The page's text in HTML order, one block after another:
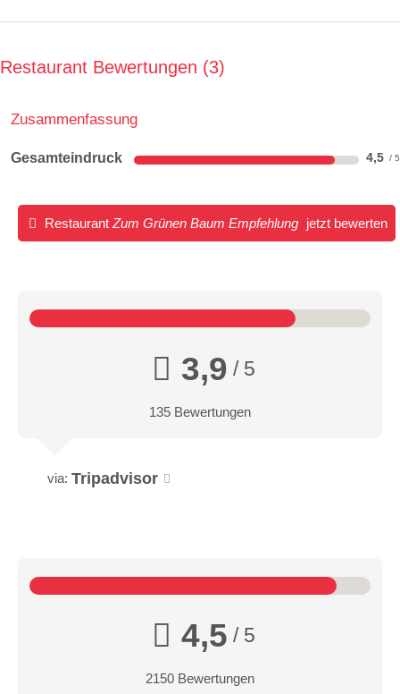
Restaurant Bewertungen 3
Zusammenfassung
Gesamteindruck 4,5
RestaurantZum Grünen Baum Empfehlung jetzt bewerten
3,9 / 5
135 Bewertungen
via: Tripadvisor
4,5 / 5
2150 Bewertungen